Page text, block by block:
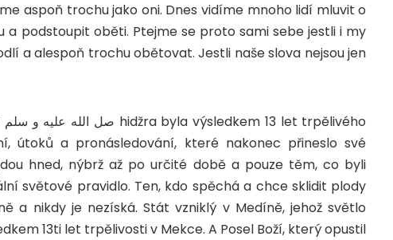
aspoň trochu jako oni. Dnes vidíme mnoho lidí mluvit o
a podstoupit oběti. Ptejme se proto sami sebe jestli i my
a alespoň trochu obětovat. Jestli naše slova nejsou jen
útoků a pronásledování, které nakonec přineslo své
hned, nýbrž až po určité době a pouze těm, co byli
světové pravidlo. Ten, kdo spěchá a chce sklidit plody
a nikdy je nezíská. Stát vzniklý v Medíně, jehož světlo
13ti let trpělivosti v Mekce. A Posel Boží, který opustil